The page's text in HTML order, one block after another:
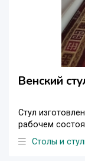
Венский
Стул
рабочем
Столы и